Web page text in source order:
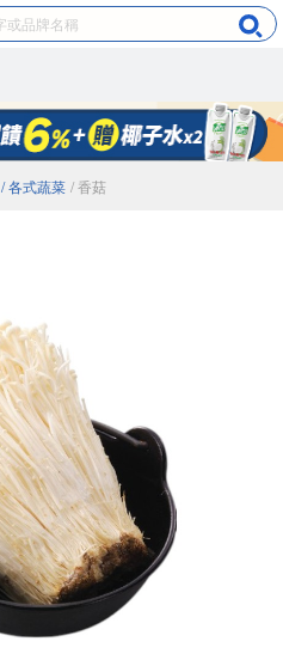
/ 各式蔬菜 / 香菇